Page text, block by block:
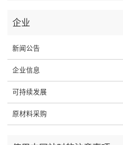
企业
新闻公告
企业信息
可持续发展
原材料采购